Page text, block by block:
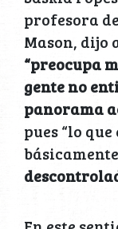
Saskia
profesora
Mason, dijo a
“preocupa
gente no
panorama
pues “lo que